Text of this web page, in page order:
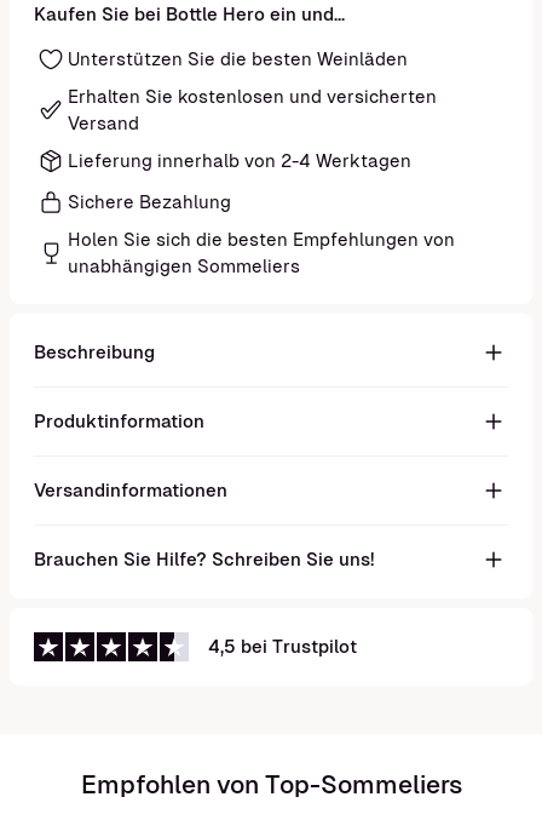
Kaufen Sie bei Bottle Hero ein und...
Unterstützen Sie die besten Weinläden
Erhalten Sie kostenlosen und versicherten
Versand
Lieferung innerhalb von 2-4 Werktagen
Sichere Bezahlung
Holen Sie sich die besten Empfehlungen von
unabhängigen Sommeliers
Beschreibung
Produktinformation
Versandinformationen
Brauchen Sie Hilfe? Schreiben Sie uns!
4,5 bei Trustpilot
Empfohlen von Top-Sommeliers